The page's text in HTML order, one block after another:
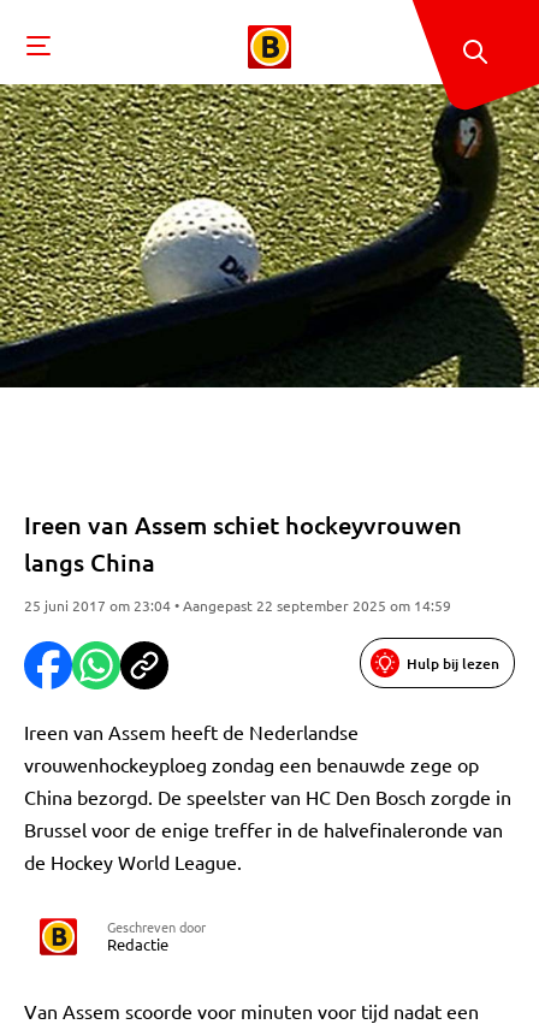
Ireen van Assem schiet hockeyvrouwen
langs China
25 juni 2017 om 23:04 • Aangepast 22 september 2025 om 14:59
Hulp bij lezen
Ireen van Assem heeft de Nederlandse
vrouwenhockeyploeg zondag een benauwde zege op
China bezorgd. De speelster van HC Den Bosch zorgde in
Brussel voor de enige treffer in de halvefinaleronde van
de Hockey World League.
Geschreven door
Redactie
Van Assem scoorde voor minuten voor tijd nadat een